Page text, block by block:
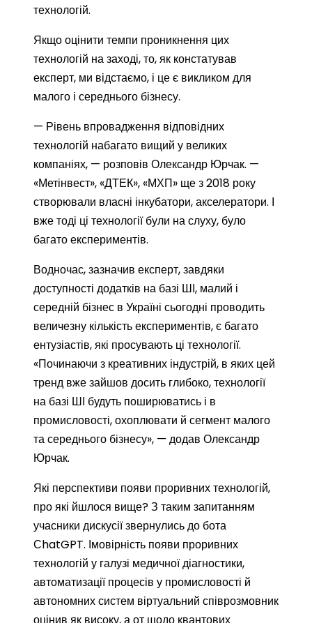
технологій.
Якщо оцінити темпи проникнення цих
технологій на заході, то, як констатував
експерт, ми відстаємо, і це є викликом для
малого і середнього бізнесу.
— Рівень впровадження відповідних
технологій набагато вищий у великих
компаніях, — розповів Олександр Юрчак. —
«Метінвест», «ДТЕК», «МХП» ще з 2018 року
створювали власні інкубатори, акселератори. І
вже тоді ці технології були на слуху, було
багато експериментів.
Водночас, зазначив експерт, завдяки
доступності додатків на базі ШІ, малий і
середній бізнес в Україні сьогодні проводить
величезну кількість експериментів, є багато
ентузіастів, які просувають ці технології.
«Починаючи з креативних індустрій, в яких цей
тренд вже зайшов досить глибоко, технології
на базі ШІ будуть поширюватись і в
промисловості, охоплювати й сегмент малого
та середнього бізнесу», — додав Олександр
Юрчак.
Які перспективи появи проривних технологій,
про які йшлося вище? З таким запитанням
учасники дискусії звернулись до бота
СhatGPT. Імовірність появи проривних
технологій у галузі медичної діагностики,
автоматизації процесів у промисловості й
автономних систем віртуальний співрозмовник